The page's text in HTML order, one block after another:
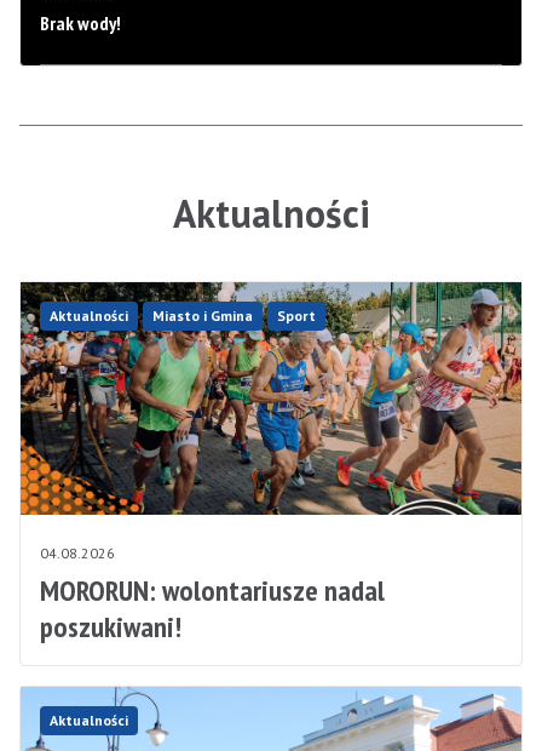
Brak wody!
Aktualności
Aktualności Miasto i Gmina Sport
04.08.2026
MORORUN: wolontariusze nadal
poszukiwani!
Aktualności